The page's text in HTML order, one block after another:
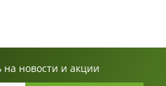
новости и акции